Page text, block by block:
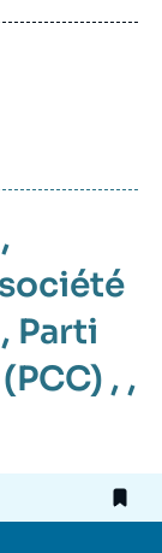
,
société
, Parti
, ,